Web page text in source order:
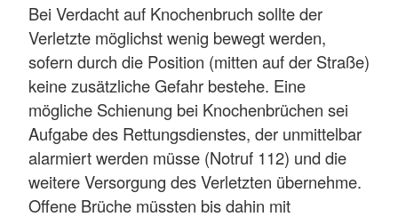
Bei Verdacht auf Knochenbruch sollte der
Verletzte möglichst wenig bewegt werden,
sofern durch die Position (mitten auf der Straße)
keine zusätzliche Gefahr bestehe. Eine
mögliche Schienung bei Knochenbrüchen sei
Aufgabe des Rettungsdienstes, der unmittelbar
alarmiert werden müsse (Notruf 112) und die
weitere Versorgung des Verletzten übernehme.
Offene Brüche müssten bis dahin mit